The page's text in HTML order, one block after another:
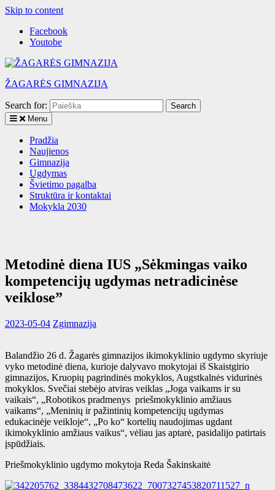
Skip to content
Facebook
Youtobe
ŽAGARĖS GIMNAZIJA
Search for:
Menu
Pradžia
Naujienos
Gimnazija
Ugdymas
Švietimo pagalba
Struktūra ir kontaktai
Mokykla 2030
Metodinė diena IUS „Sėkmingas vaiko
kompetencijų ugdymas netradicinėse
veiklose”
2023-05-04 Zgimnazija
Balandžio 26 d. Žagarės gimnazijos ikimokyklinio ugdymo skyriuje
vyko metodinė diena, kurioje dalyvavo mokytojai iš Skaistgirio
gimnazijos, Kruopių pagrindinės mokyklos, Augstkalnės vidurinės
mokyklos. Svečiai stebėjo atviras veiklas „Joga vaikams ir su
vaikais“, „Robotikos pradmenys priešmokyklinio amžiaus
vaikams“, „Meninių ir pažintinių kompetencijų ugdymas
edukacinėje veikloje“, „Po ko“ kortelių naudojimas ugdant
ikimokyklinio amžiaus vaikus“, vėliau jas aptarė, pasidalijo patirtais
įspūdžiais.
Priešmokyklinio ugdymo mokytoja Reda Šakinskaitė